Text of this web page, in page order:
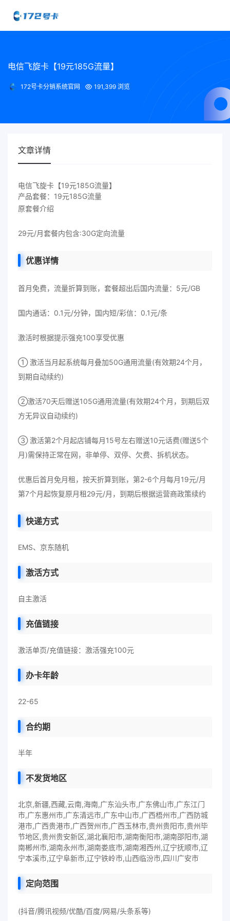
电信飞旋卡【19元185G流量】
172号卡分销系统官网 191,399 浏览
文章详情
电信飞旋卡【19元185G流量】
产品套餐：19元185G流量
原套餐介绍
29元/月套餐内包含:30G定向流量
优惠详情
首月免费，流量折算到账，套餐超出后国内流量：5元/GB
国内通话：0.1元/分钟，国内短/彩信：0.1元/条
激活时根据提示强充100享受优惠
① 激活当月起系统每月叠加50G通用流量(有效期24个月，
到期自动续约)
②激活70天后赠送105G通用流量(有效期24个月，到期后双
方无异议自动续约)
③ 激活第2个月起店铺每月15号左右赠送10元话费(赠送5个
月)需保持正常在网，非单停、双停、欠费、拆机状态。
优惠后首月免月租，按天折算到账，第2-6个月每月19元/月
第7个月起恢复原月租29元/月，到期后根据运营商政策续约
快递方式
EMS、京东随机
激活方式
自主激活
充值链接
激活单页/充值链接：激活强充100元
办卡年龄
22-65
合约期
半年
不发货地区
北京,新疆,西藏,云南,海南,广东汕头市,广东佛山市,广东江门
市,广东惠州市,广东清远市,广东中山市,广西梧州市,广西防城
港市,广西贵港市,广西贺州市,广西玉林市,贵州贵阳市,贵州毕
节地区,贵州贵安新区,湖北襄阳市,湖南衡阳市,湖南邵阳市,湖
南郴州市,湖南永州市,湖南娄底市,湖南湘西州,辽宁抚顺市,辽
宁本溪市,辽宁阜新市,辽宁铁岭市,山西临汾市,四川广安市
定向范围
(抖音/腾讯视频/优酷/百度/网易/头条系等)